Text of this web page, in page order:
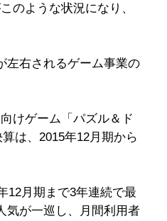
のような状況になり、
左右されるゲーム事業の
けゲーム「パズル＆ド
は、2015年12月期から
12月期まで3年連続で最
気が一巡し、月間利用者